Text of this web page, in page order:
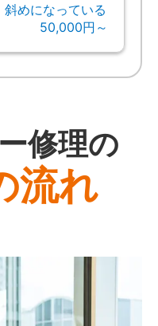
めになっている
50,000円～
修理の
流れ